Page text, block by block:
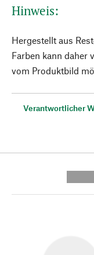
Hinweis:
Hergestellt aus
Farben kann daher
vom Produktbild
Verantwortlicher